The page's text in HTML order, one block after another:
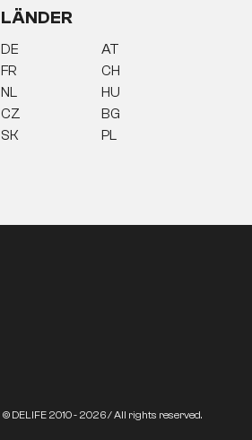
LÄNDER
DE
FR
NL
CZ
SK
AT
CH
HU
BG
PL
© DELIFE 2010 - 2026 / All rights reserved.